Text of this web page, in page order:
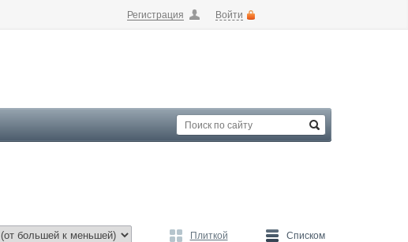
Регистрация Войти
Плиткой Списком